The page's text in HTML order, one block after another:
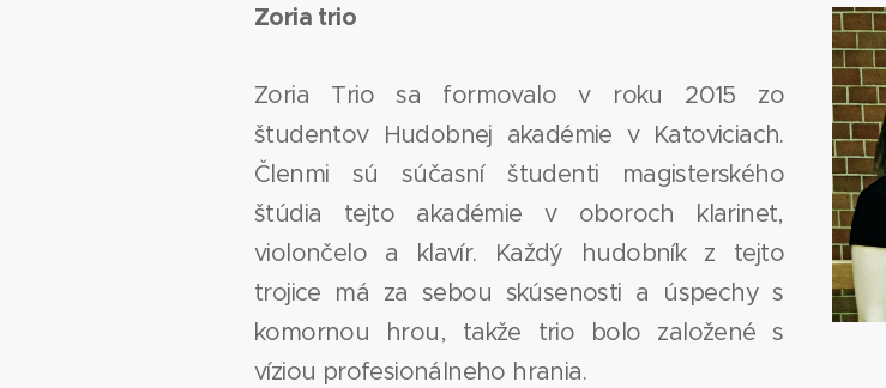
Zoria trio
Zoria Trio sa formovalo v roku 2015 zo
študentov Hudobnej akadémie v Katoviciach.
Členmi sú súčasní študenti magisterského
štúdia tejto akadémie v oboroch klarinet,
violončelo a klavír. Každý hudobník z tejto
trojice má za sebou skúsenosti a úspechy s
komornou hrou, takže trio bolo založené s
víziou profesionálneho hrania.